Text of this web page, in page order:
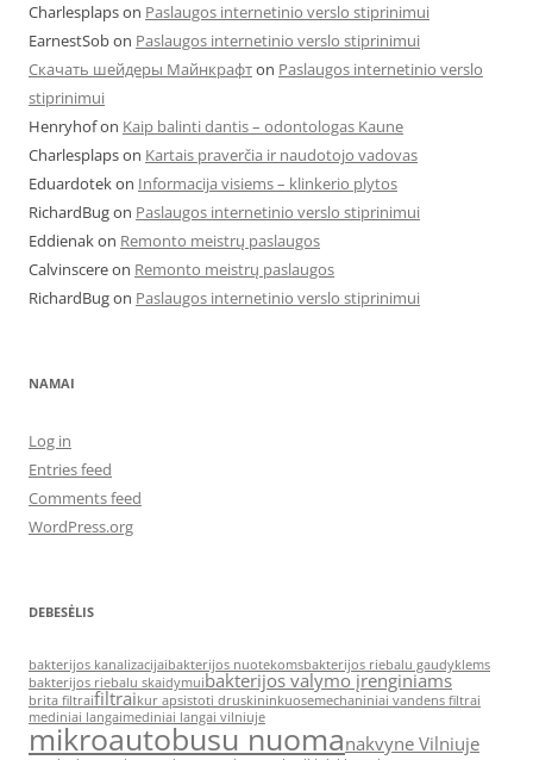
Charlesplapson Paslaugos internetinio verslo stiprinimui
EarnestSobon Paslaugos internetinio verslo stiprinimui
Скачать шейдеры Майнкрафтon Paslaugos internetinio verslo
stiprinimui
Henryhofon Kaip balinti dantis – odontologas Kaune
Charlesplapson Kartais praverčia ir naudotojo vadovas
Eduardotekon Informacija visiems – klinkerio plytos
RichardBugon Paslaugos internetinio verslo stiprinimui
Eddienakon Remonto meistrų paslaugos
Calvinscereon Remonto meistrų paslaugos
RichardBugon Paslaugos internetinio verslo stiprinimui
NAMAI
Log in
Entries feed
Comments feed
WordPress.org
DEBESĖLIS
bakterijos kanalizacijaibakterijos nuotekomsbakterijos riebalu gaudyklems
bakterijos riebalu skaidymuibakterijos valymo įrenginiams
brita filtraifiltraikur apsistoti druskininkuosemechaniniai vandens filtrai
mediniai langaimediniai langai vilniuje
mikroautobusu nuomanakvyne Vilniuje